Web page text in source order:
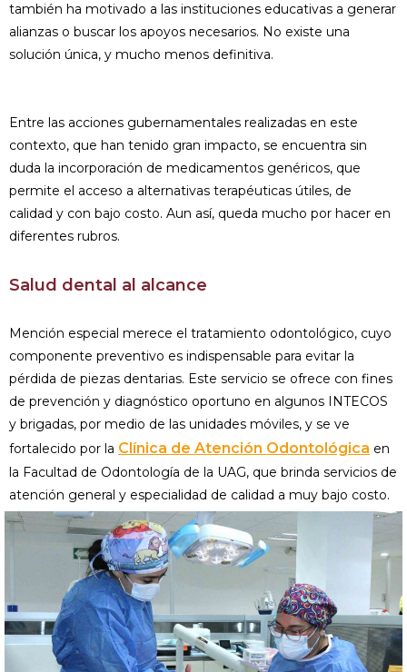
también ha motivado a las instituciones educativas a generar
alianzas o buscar los apoyos ne­cesarios. No existe una
solución única, y mu­cho menos definitiva.
Entre las acciones gu­bernamentales realizadas en este
contexto, que han tenido gran impacto, se encuentra sin
duda la incorporación de medicamentos genéricos, que
permite el acceso a alterna­tivas terapéuticas útiles, de
calidad y con bajo costo. Aun así, queda mucho por hacer en
diferentes rubros.
Salud dental al alcance
Mención especial merece el tratamiento odontológico, cuyo
componente preventivo es indispensable para evitar la
pérdida de piezas dentarias. Este servicio se ofrece con fines
de prevención y diagnóstico oportuno en algunos INTECOS
y brigadas, por medio de las unidades móviles, y se ve
fortalecido por la Clínica de Atención Odontológica en
la Facultad de Odontología de la UAG, que brinda servicios de
atención general y espe­cialidad de calidad a muy bajo costo.